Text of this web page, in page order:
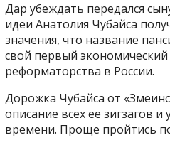
Дар убеждать передался
идеи Анатолия Чубайса
значения, что название
свой первый
реформаторства в России.
Дорожка Чубайса от
описание всех ее зигзагов
времени. Проще пройтись